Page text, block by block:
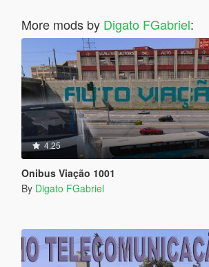
More mods by Digato FGabriel:
4.25
Onibus Viação 1001
By Digato FGabriel